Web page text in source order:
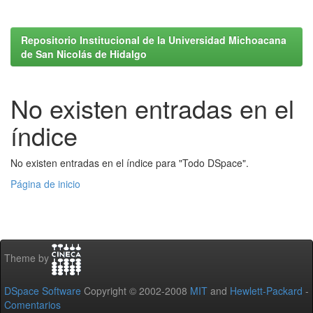
Repositorio Institucional de la Universidad Michoacana
de San Nicolás de Hidalgo
No existen entradas en el
índice
No existen entradas en el índice para "Todo DSpace".
Página de inicio
Theme by
DSpace Software Copyright © 2002-2008 MIT and Hewlett-Packard -
Comentarios